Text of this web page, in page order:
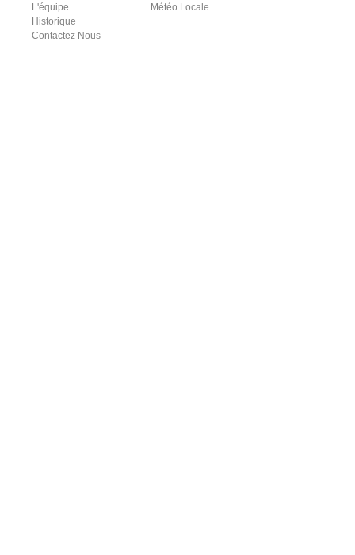
L'équipe
Historique
Contactez Nous
Météo Locale